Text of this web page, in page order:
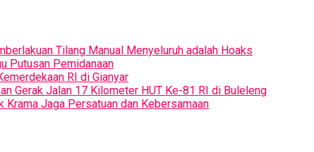
Tilang Manual Menyeluruh adalah Hoaks
Putusan Pemidanaan
RI di Gianyar
Gerak Jalan 17 Kilometer HUT Ke-81 RI di Buleleng
Krama Jaga Persatuan dan Kebersamaan